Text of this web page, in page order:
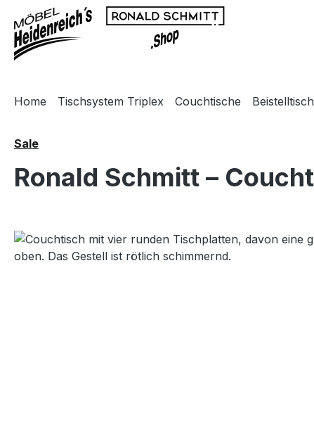
Hauptinhalt springen
Zur Suche springen
Zur Hauptnavigation springen
Home Tischsystem Triplex Couchtische
Sale
Ronald Schmitt –
Bildergalerie überspringen